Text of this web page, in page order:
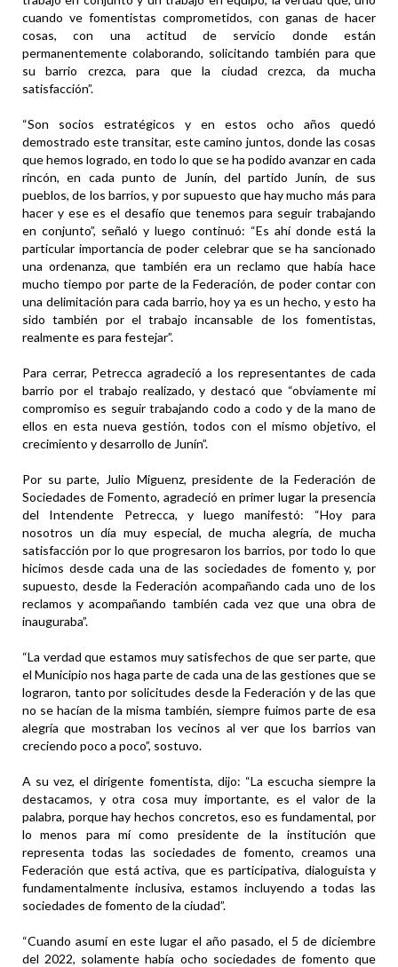
cuando ve fomentistas comprometidos, con ganas de hacer
cosas, con una actitud de servicio donde están
permanentemente colaborando, solicitando también para que
su barrio crezca, para que la ciudad crezca, da mucha
satisfacción”.
“Son socios estratégicos y en estos ocho años quedó
demostrado este transitar, este camino juntos, donde las cosas
que hemos logrado, en todo lo que se ha podido avanzar en cada
rincón, en cada punto de Junín, del partido Junín, de sus
pueblos, de los barrios, y por supuesto que hay mucho más para
hacer y ese es el desafío que tenemos para seguir trabajando
en conjunto”, señaló y luego continuó: “Es ahí donde está la
particular importancia de poder celebrar que se ha sancionado
una ordenanza, que también era un reclamo que había hace
mucho tiempo por parte de la Federación, de poder contar con
una delimitación para cada barrio, hoy ya es un hecho, y esto ha
sido también por el trabajo incansable de los fomentistas,
realmente es para festejar”.
Para cerrar, Petrecca agradeció a los representantes de cada
barrio por el trabajo realizado, y destacó que “obviamente mi
compromiso es seguir trabajando codo a codo y de la mano de
ellos en esta nueva gestión, todos con el mismo objetivo, el
crecimiento y desarrollo de Junín”.
Por su parte, Julio Miguenz, presidente de la Federación de
Sociedades de Fomento, agradeció en primer lugar la presencia
del Intendente Petrecca, y luego manifestó: “Hoy para
nosotros un día muy especial, de mucha alegría, de mucha
satisfacción por lo que progresaron los barrios, por todo lo que
hicimos desde cada una de las sociedades de fomento y, por
supuesto, desde la Federación acompañando cada uno de los
reclamos y acompañando también cada vez que una obra de
inauguraba”.
“La verdad que estamos muy satisfechos de que ser parte, que
el Municipio nos haga parte de cada una de las gestiones que se
lograron, tanto por solicitudes desde la Federación y de las que
no se hacían de la misma también, siempre fuimos parte de esa
alegría que mostraban los vecinos al ver que los barrios van
creciendo poco a poco”, sostuvo.
A su vez, el dirigente fomentista, dijo: “La escucha siempre la
destacamos, y otra cosa muy importante, es el valor de la
palabra, porque hay hechos concretos, eso es fundamental, por
lo menos para mí como presidente de la institución que
representa todas las sociedades de fomento, creamos una
Federación que está activa, que es participativa, dialoguista y
fundamentalmente inclusiva, estamos incluyendo a todas las
sociedades de fomento de la ciudad”.
“Cuando asumí en este lugar el año pasado, el 5 de diciembre
del 2022, solamente había ocho sociedades de fomento que